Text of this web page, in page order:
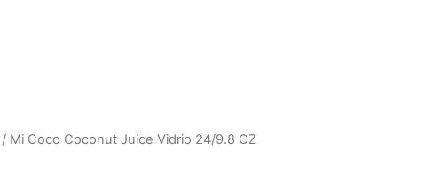
/ Mi Coco Coconut Juice Vidrio 24/9.8 OZ